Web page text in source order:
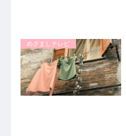
めざましテレビ